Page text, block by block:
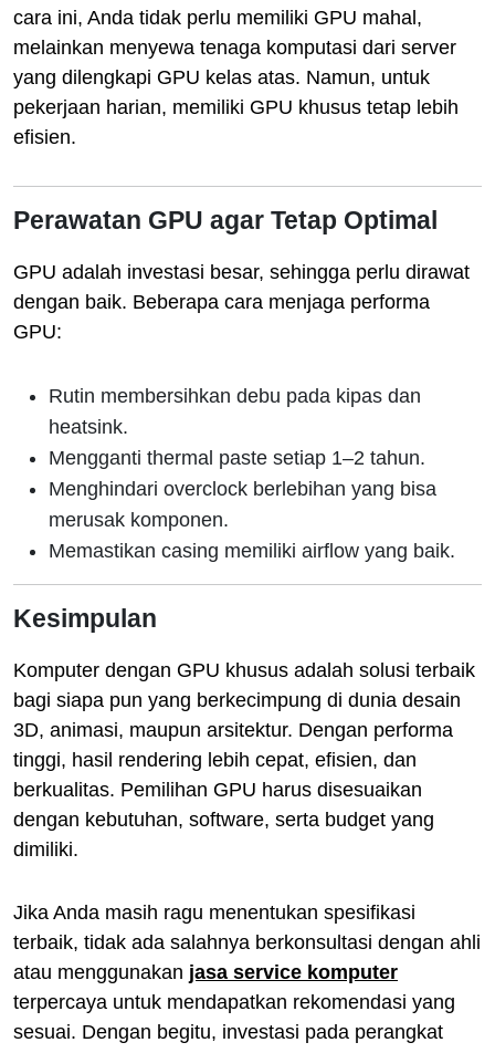
cara ini, Anda tidak perlu memiliki GPU mahal,
melainkan menyewa tenaga komputasi dari server
yang dilengkapi GPU kelas atas. Namun, untuk
pekerjaan harian, memiliki GPU khusus tetap lebih
efisien.
Perawatan GPU agar Tetap Optimal
GPU adalah investasi besar, sehingga perlu dirawat
dengan baik. Beberapa cara menjaga performa
GPU:
Rutin membersihkan debu pada kipas dan
heatsink.
Mengganti thermal paste setiap 1–2 tahun.
Menghindari overclock berlebihan yang bisa
merusak komponen.
Memastikan casing memiliki airflow yang baik.
Kesimpulan
Komputer dengan GPU khusus adalah solusi terbaik
bagi siapa pun yang berkecimpung di dunia desain
3D, animasi, maupun arsitektur. Dengan performa
tinggi, hasil rendering lebih cepat, efisien, dan
berkualitas. Pemilihan GPU harus disesuaikan
dengan kebutuhan, software, serta budget yang
dimiliki.
Jika Anda masih ragu menentukan spesifikasi
terbaik, tidak ada salahnya berkonsultasi dengan ahli
atau menggunakan jasa service komputer
terpercaya untuk mendapatkan rekomendasi yang
sesuai. Dengan begitu, investasi pada perangkat